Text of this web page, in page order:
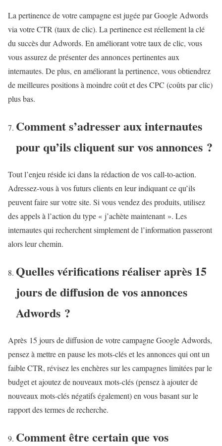
La pertinence de votre campagne est jugée par Google Adwords
via votre CTR (taux de clic). La pertinence est réellement la clé
du succès dur Adwords. En améliorant votre taux de clic, vous
vous assurez de présenter des annonces pertinentes aux
internautes. De plus, en améliorant la pertinence, vous obtiendrez
de meilleures positions à moindre coût et des CPC (coûts par clic)
plus bas.
Comment s’adresser aux internautes
pour qu’ils cliquent sur vos annonces ?
Tout l’enjeu réside ici dans la rédaction de vos call-to-action.
Adressez-vous à vos futurs clients en leur indiquant ce qu’ils
peuvent faire sur votre site. Si vous vendez des produits, utilisez
des appels à l’action du type « j’achète maintenant ». Les
internautes qui recherchent simplement de l’information passeront
alors leur chemin.
Quelles vérifications réaliser après 15
jours de diffusion de vos annonces
Adwords ?
Après 15 jours de diffusion de votre campagne Google Adwords,
pensez à mettre en pause les mots-clés et les annonces qui ont un
faible CTR, révisez les enchères sur les campagnes limitées par le
budget et ajoutez de nouveaux mots-clés (pensez à ajouter de
nouveaux mots-clés négatifs également) en vous basant sur le
rapport des termes de recherche.
Comment être certain que vos